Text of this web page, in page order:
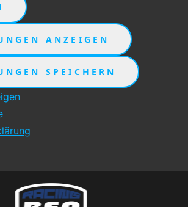
ANZEIGEN
SPEICHERN